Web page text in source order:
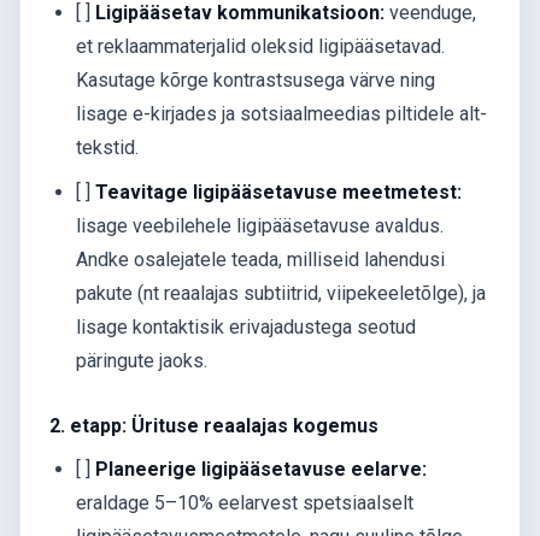
Ligipääsetav kommunikatsioon: veenduge,
et reklaammaterjalid oleksid ligipääsetavad.
Kasutage kõrge kontrastsusega värve ning
lisage e-kirjades ja sotsiaalmeedias piltidele alt-
tekstid.
[ ]Teavitage ligipääsetavuse meetmetest:
lisage veebilehele ligipääsetavuse avaldus.
Andke osalejatele teada, milliseid lahendusi
pakute (nt reaalajas subtiitrid, viipekeeletõlge), ja
lisage kontaktisik erivajadustega seotud
päringute jaoks.
2. etapp: Ürituse reaalajas kogemus
[ ] Planeerige ligipääsetavuse eelarve:
eraldage 5–10% eelarvest spetsiaalselt